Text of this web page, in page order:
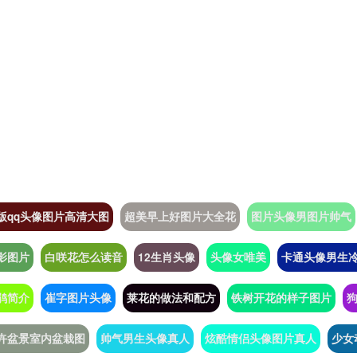
qq头像图片高清大图 超美早上好图片大全花 图片头像男图片帅气
图片 白咲花怎么读音 12生肖头像 头像女唯美 卡通头像男生
简介 崔字图片头像 莱花的做法和配方 铁树开花的样子图片
盆景室内盆栽图 帅气男生头像真人 炫酷情侣头像图片真人 少女